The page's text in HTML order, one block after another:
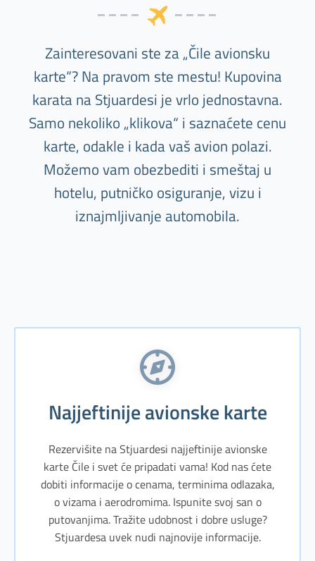
Zainteresovani ste za „Čile avionsku
karte“? Na pravom ste mestu! Kupovina
karata na Stjuardesi je vrlo jednostavna.
Samo nekoliko „klikova“ i saznaćete cenu
karte, odakle i kada vaš avion polazi.
Možemo vam obezbediti i smeštaj u
hotelu, putničko osiguranje, vizu i
iznajmljivanje automobila.
Najjeftinije avionske karte
Rezervišite na Stjuardesi najjeftinije avionske
karte Čile i svet će pripadati vama! Kod nas ćete
dobiti informacije o cenama, terminima odlazaka,
o vizama i aerodromima. Ispunite svoj san o
putovanjima. Tražite udobnost i dobre usluge?
Stjuardesa uvek nudi najnovije informacije.